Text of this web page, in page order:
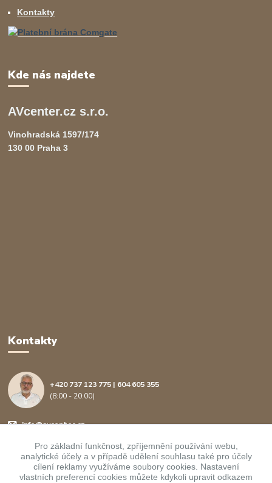
Kontakty
Kde nás najdete
AVcenter.cz s.r.o.
Vinohradská 1597/174
130 00 Praha 3
Kontakty
+420 737 123 775 | 604 605 355
(8:00 - 20:00)
info@avcenter.cz
Pro základní funkčnost, zpříjemnění používání webu,
analytické účely a v případě udělení souhlasu také pro účely
cílení reklamy využíváme soubory cookies. Nastavení
vlastních preferencí cookies můžete kdykoli upravit odkazem